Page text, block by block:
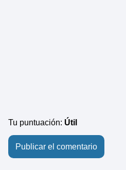
Tu puntuación: Útil